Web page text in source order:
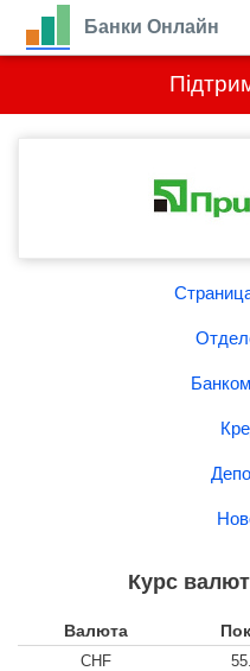
Банки Онлайн
Курс
Валюта
CHF